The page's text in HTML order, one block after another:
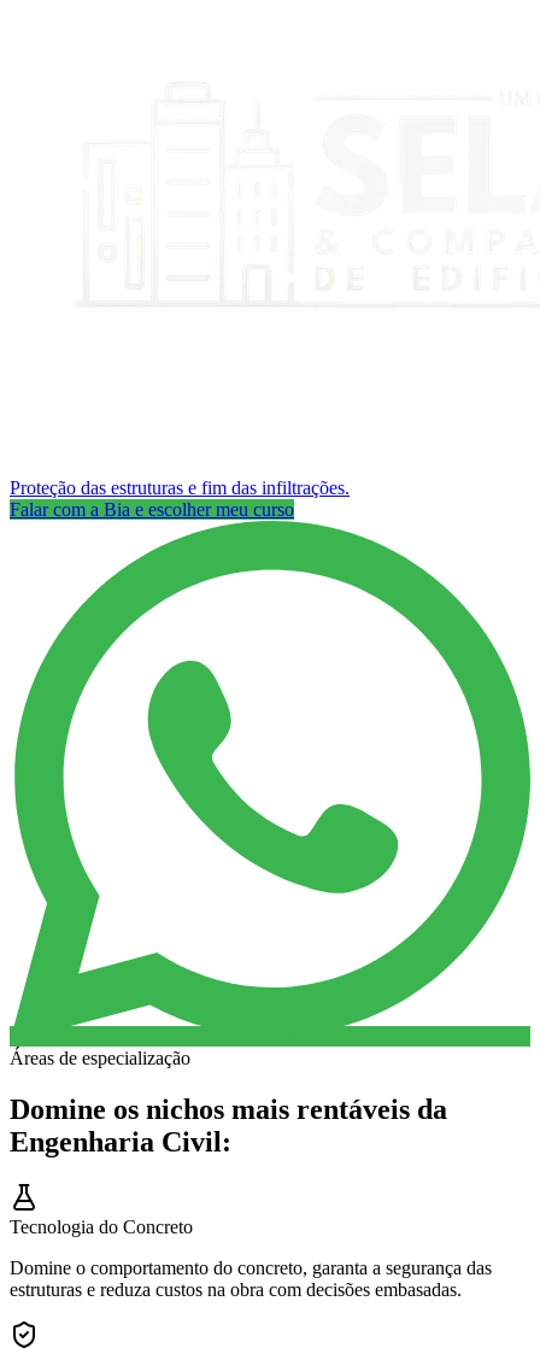
Proteção das estruturas e fim das infiltrações.
Falar com a Bia e escolher meu curso
Áreas de especialização
Domine os nichos mais rentáveis da
Engenharia Civil:
Tecnologia do Concreto
Domine o comportamento do concreto, garanta a segurança das
estruturas e reduza custos na obra com decisões embasadas.